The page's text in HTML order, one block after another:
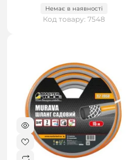
Немає в наявності
Код товару: 7548